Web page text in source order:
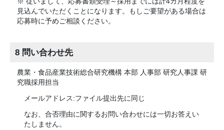
見込んでいただくことになります。もしご要望がある場合は
応募時に予めご相談ください。
8 問い合わせ先
農業・食品産業技術総合研究機構 本部 人事部 研究人事課 研
究職採用担当
メールアドレス:ファイル提出先に同じ
なお、合否理由に関するお問い合わせには一切お答えい
たしません。